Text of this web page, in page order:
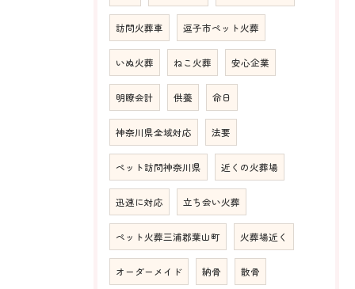
訪問火葬車 逗子市ペット火葬
いぬ火葬 ねこ火葬 安心企業
明瞭会計 供養 命日
神奈川県全域対応 法要
ペット訪問神奈川県 近くの火葬場
迅速に対応 立ち会い火葬
ペット火葬三浦郡葉山町 火葬場近く
オーダーメイド 納骨 散骨